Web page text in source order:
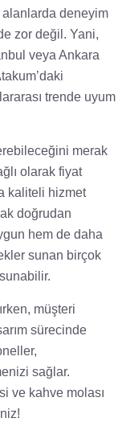
alanlarda deneyim
zor değil. Yani,
veya Ankara
trende uyum
merak
olarak fiyat
kaliteli hizmet
doğrudan
hem de daha
sunan birçok
müşteri
sürecinde
sağlar.
ve kahve molası